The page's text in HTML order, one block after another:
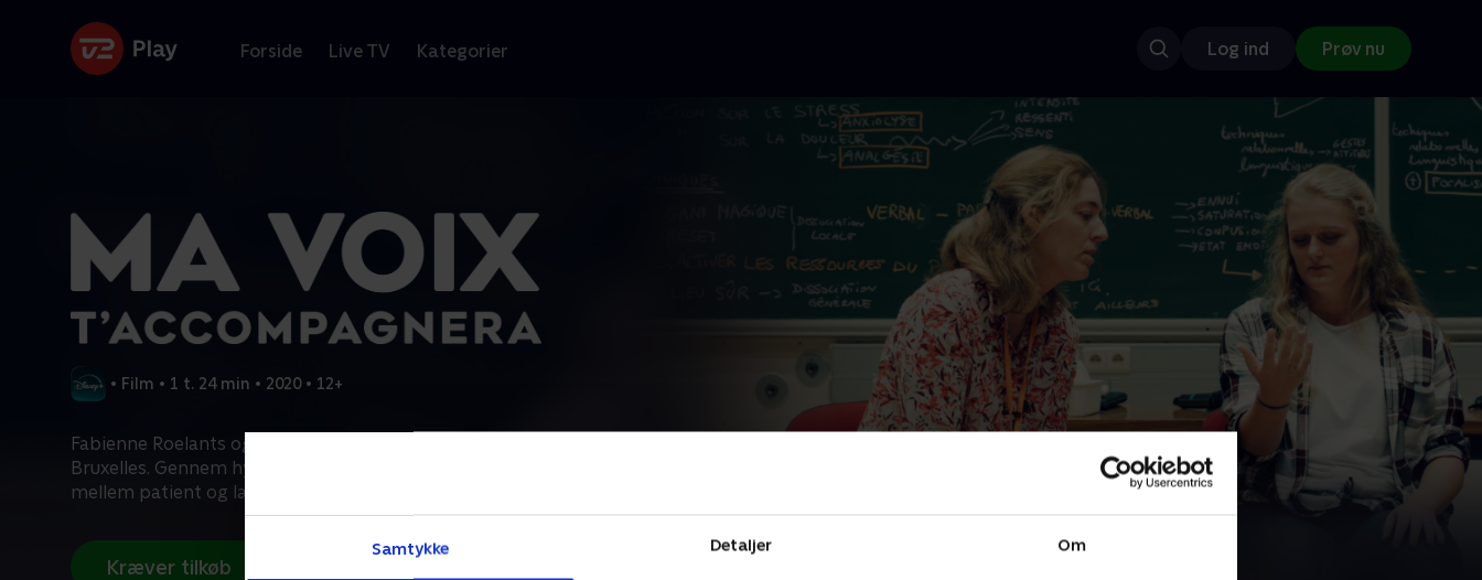
Samtykke Detaljer Om
Forside Live TV Kategorier Log ind Prøv nu
• Film • 1 t. 24 min • 2020 • 12+
Fabienne Roelants og Christine Watremez er anæstesilæger i
Bruxelles. Gennem hypnoterapi genopretter de forholdet
mellem patient og læge, ofte beskadiget af moderne medicin.
Kræver tilkøb